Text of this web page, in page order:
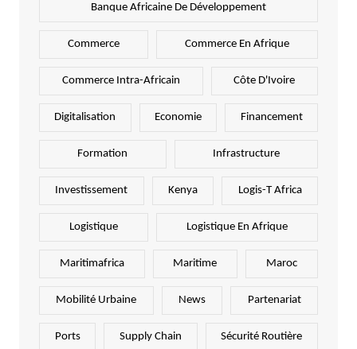
Banque Africaine De Développement
Commerce Commerce En Afrique
Commerce Intra-Africain Côte D'Ivoire
Digitalisation Economie Financement
Formation Infrastructure
Investissement Kenya Logis-T Africa
Logistique Logistique En Afrique
Maritimafrica Maritime Maroc
Mobilité Urbaine News Partenariat
Ports Supply Chain Sécurité Routière